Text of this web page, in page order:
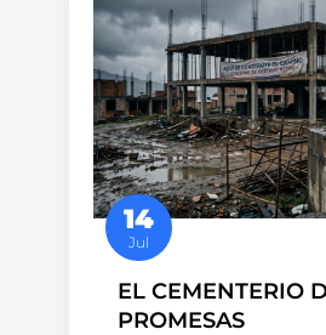
14
Jul
EL CEMENTERIO
PROMESAS